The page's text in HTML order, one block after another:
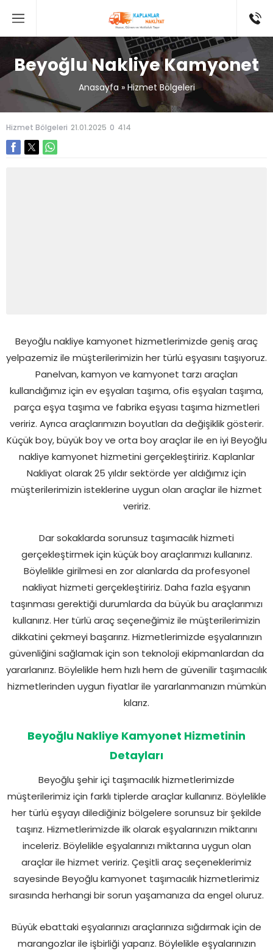
Beyoğlu Nakliye Kamyonet
Anasayfa » Hizmet Bölgeleri
Hizmet Bölgeleri 21.01.2025 0 414
Beyoğlu nakliye kamyonet hizmetlerimizde geniş araç
yelpazemiz ile müşterilerimizin her türlü eşyasını taşıyoruz.
Panelvan, kamyon ve kamyonet tarzı araçları
kullandığımız için ev eşyaları taşıma, ofis eşyaları taşıma,
parça eşya taşıma ve fabrika eşyası taşıma hizmetleri
veririz. Ayrıca araçlarımızın boyutları da değişiklik gösterir.
Küçük boy, büyük boy ve orta boy araçlar ile en iyi Beyoğlu
nakliye kamyonet hizmetini gerçekleştiririz. Kaplanlar
Nakliyat olarak 25 yıldır sektörde yer aldığımız için
müşterilerimizin isteklerine uygun olan araçlar ile hizmet
veririz.
Dar sokaklarda sorunsuz taşımacılık hizmeti
gerçekleştirmek için küçük boy araçlarımızı kullanırız.
Böylelikle girilmesi en zor alanlarda da profesyonel
nakliyat hizmeti gerçekleştiririz. Daha fazla eşyanın
taşınması gerektiği durumlarda da büyük bu araçlarımızı
kullanırız. Her türlü araç seçeneğimiz ile müşterilerimizin
dikkatini çekmeyi başarırız. Hizmetlerimizde eşyalarınızın
güvenliğini sağlamak için son teknoloji ekipmanlardan da
yararlanırız. Böylelikle hem hızlı hem de güvenilir taşımacılık
hizmetlerinden uygun fiyatlar ile yararlanmanızın mümkün
kılarız.
Beyoğlu Nakliye Kamyonet Hizmetinin
Detayları
Beyoğlu şehir içi taşımacılık hizmetlerimizde
müşterilerimiz için farklı tiplerde araçlar kullanırız. Böylelikle
her türlü eşyayı dilediğiniz bölgelere sorunsuz bir şekilde
taşırız. Hizmetlerimizde ilk olarak eşyalarınızın miktarını
inceleriz. Böylelikle eşyalarınızı miktarına uygun olan
araçlar ile hizmet veririz. Çeşitli araç seçeneklerimiz
sayesinde Beyoğlu kamyonet taşımacılık hizmetlerimiz
sırasında herhangi bir sorun yaşamanıza da engel oluruz.
Büyük ebattaki eşyalarınızı araçlarınıza sığdırmak için de
marangozlar ile işbirliği yaparız. Böylelikle eşyalarınızın